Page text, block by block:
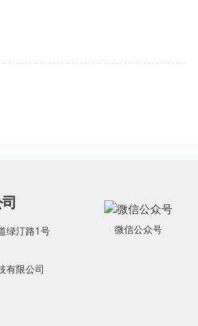
绿汀路1号
有限公司
微信公众号